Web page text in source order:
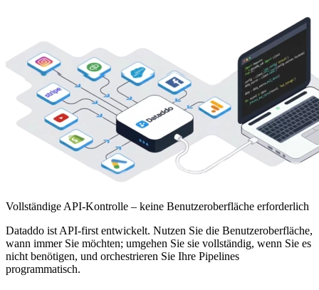
Vollständige API-Kontrolle – keine Benutzeroberfläche erforderlich
Dataddo ist API-first entwickelt. Nutzen Sie die Benutzeroberfläche,
wann immer Sie möchten; umgehen Sie sie vollständig, wenn Sie es
nicht benötigen, und orchestrieren Sie Ihre Pipelines
programmatisch.